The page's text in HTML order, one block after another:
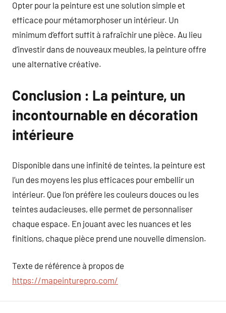
Opter pour la peinture est une solution simple et
efficace pour métamorphoser un intérieur. Un
minimum d’effort suffit à rafraîchir une pièce. Au lieu
d’investir dans de nouveaux meubles, la peinture offre
une alternative créative.
Conclusion : La peinture, un
incontournable en décoration
intérieure
Disponible dans une infinité de teintes, la peinture est
l’un des moyens les plus efficaces pour embellir un
intérieur. Que l’on préfère les couleurs douces ou les
teintes audacieuses, elle permet de personnaliser
chaque espace. En jouant avec les nuances et les
finitions, chaque pièce prend une nouvelle dimension.
Texte de référence à propos de
https://mapeinturepro.com/